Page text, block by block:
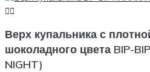
Верх купальника с
шоколадного цвета BIP-
NIGHT)